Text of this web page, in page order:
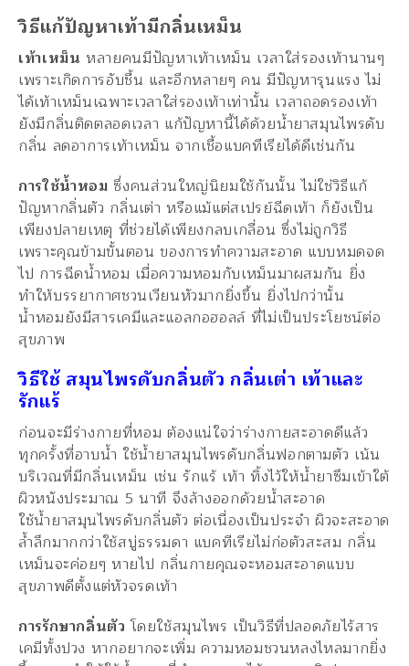
วิธีแก้ปัญหาเท้ามีกลิ่นเหม็น
เท้าเหม็น หลายคนมีปัญหาเท้าเหม็น เวลาใส่รองเท้านานๆ
เพราะเกิดการอับชื้น และอีกหลายๆ คน มีปัญหารุนแรง ไม่
ได้เท้าเหม็นเฉพาะเวลาใส่รองเท้าเท่านั้น เวลาถอดรองเท้า
ยังมีกลิ่นติดตลอดเวลา แก้ปัญหานี้ได้ด้วยน้ำยาสมุนไพรดับ
กลิ่น ลดอาการเท้าเหม็น จากเชื้อแบคทีเรียได้ดีเช่นกัน
การใช้น้ำหอม ซึ่งคนส่วนใหญ่นิยมใช้กันนั้น ไม่ใช่วิธีแก้
ปัญหากลิ่นตัว กลิ่นเต่า หรือแม้แต่สเปรย์ฉีดเท้า ก็ยังเป็น
เพียงปลายเหตุ ที่ช่วยได้เพียงกลบเกลื่อน ซึ่งไม่ถูกวิธี
เพราะคุณข้ามขั้นตอน ของการทำความสะอาด แบบหมดจด
ไป การฉีดน้ำหอม เมื่อความหอมกับเหม็นมาผสมกัน ยิ่ง
ทำให้บรรยากาศชวนเวียนหัวมากยิ่งขึ้น ยิ่งไปกว่านั้น
น้ำหอมยังมีสารเคมีและแอลกอฮอลล์ ที่ไม่เป็นประโยชน์ต่อ
สุขภาพ
วิธีใช้ สมุนไพรดับกลิ่นตัว กลิ่นเต่า เท้าและ
รักแร้
ก่อนจะมีร่างกายที่หอม ต้องแน่ใจว่าร่างกายสะอาดดีแล้ว
ทุกครั้งที่อาบน้ำ ใช้น้ำยาสมุนไพรดับกลิ่นฟอกตามตัว เน้น
บริเวณที่มีกลิ่นเหม็น เช่น รักแร้ เท้า ทิ้งไว้ให้น้ำยาซึมเข้าใต้
ผิวหนังประมาณ 5 นาที จึงล้างออกด้วยน้ำสะอาด
ใช้น้ำยาสมุนไพรดับกลิ่นตัว ต่อเนื่องเป็นประจำ ผิวจะสะอาด
ล้ำลึกมากกว่าใช้สบู่ธรรมดา แบคทีเรียไม่ก่อตัวสะสม กลิ่น
เหม็นจะค่อยๆ หายไป กลิ่นกายคุณจะหอมสะอาดแบบ
สุขภาพดีตั้งแต่หัวจรดเท้า
การรักษากลิ่นตัว โดยใช้สมุนไพร เป็นวิธีที่ปลอดภัยไร้สาร
เคมีทั้งปวง หากอยากจะเพิ่ม ความหอมชวนหลงไหลมากยิ่ง